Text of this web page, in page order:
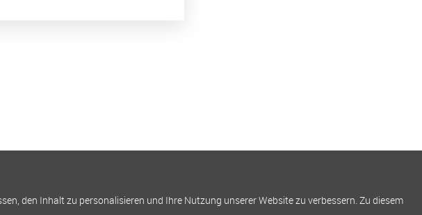
den Inhalt zu personalisieren und Ihre Nutzung unserer Website zu verbessern. Zu diesem